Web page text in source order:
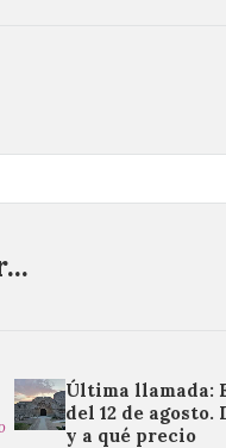
Última llamada:
del 12 de agosto.
y a qué precio